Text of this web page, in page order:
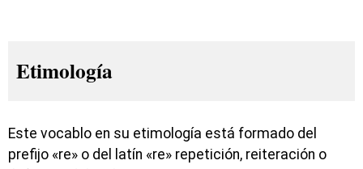
Etimología
Este vocablo en su etimología está formado del
prefijo «re» o del latín «re» repetición, reiteración o